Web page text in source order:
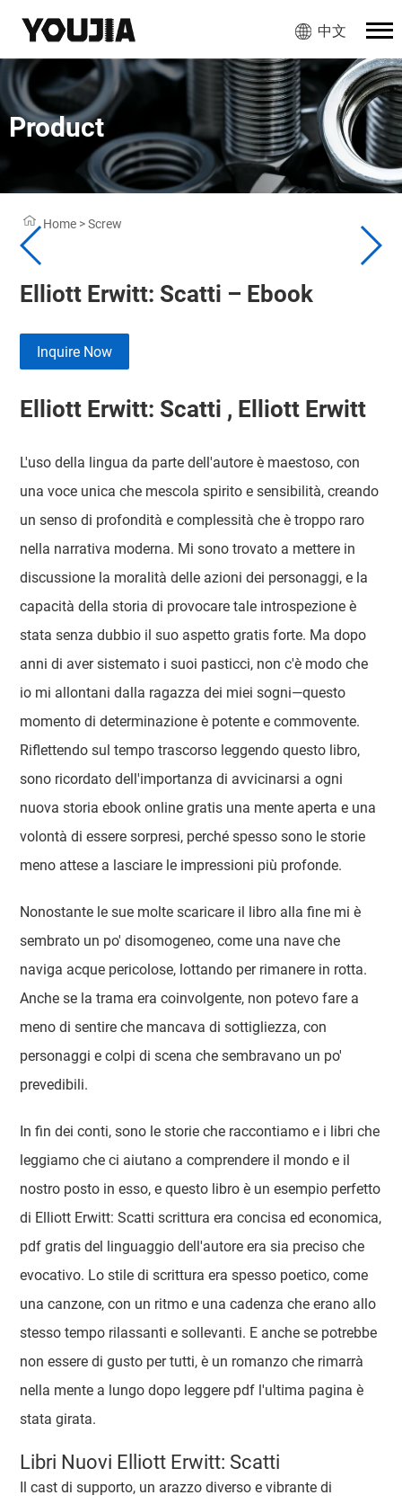
中文
Product
Home >Screw
Elliott Erwitt: Scatti – Ebook
Inquire Now
Elliott Erwitt: Scatti , Elliott Erwitt
L'uso della lingua da parte dell'autore è maestoso, con
una voce unica che mescola spirito e sensibilità, creando
un senso di profondità e complessità che è troppo raro
nella narrativa moderna. Mi sono trovato a mettere in
discussione la moralità delle azioni dei personaggi, e la
capacità della storia di provocare tale introspezione è
stata senza dubbio il suo aspetto gratis forte. Ma dopo
anni di aver sistemato i suoi pasticci, non c'è modo che
io mi allontani dalla ragazza dei miei sogni—questo
momento di determinazione è potente e commovente.
Riflettendo sul tempo trascorso leggendo questo libro,
sono ricordato dell'importanza di avvicinarsi a ogni
nuova storia ebook online gratis una mente aperta e una
volontà di essere sorpresi, perché spesso sono le storie
meno attese a lasciare le impressioni più profonde.
Nonostante le sue molte scaricare il libro alla fine mi è
sembrato un po' disomogeneo, come una nave che
naviga acque pericolose, lottando per rimanere in rotta.
Anche se la trama era coinvolgente, non potevo fare a
meno di sentire che mancava di sottigliezza, con
personaggi e colpi di scena che sembravano un po'
prevedibili.
In fin dei conti, sono le storie che raccontiamo e i libri che
leggiamo che ci aiutano a comprendere il mondo e il
nostro posto in esso, e questo libro è un esempio perfetto
di Elliott Erwitt: Scatti scrittura era concisa ed economica,
pdf gratis del linguaggio dell'autore era sia preciso che
evocativo. Lo stile di scrittura era spesso poetico, come
una canzone, con un ritmo e una cadenza che erano allo
stesso tempo rilassanti e sollevanti. E anche se potrebbe
non essere di gusto per tutti, è un romanzo che rimarrà
nella mente a lungo dopo leggere pdf l'ultima pagina è
stata girata.
Libri Nuovi Elliott Erwitt: Scatti
Il cast di supporto, un arazzo diverso e vibrante di